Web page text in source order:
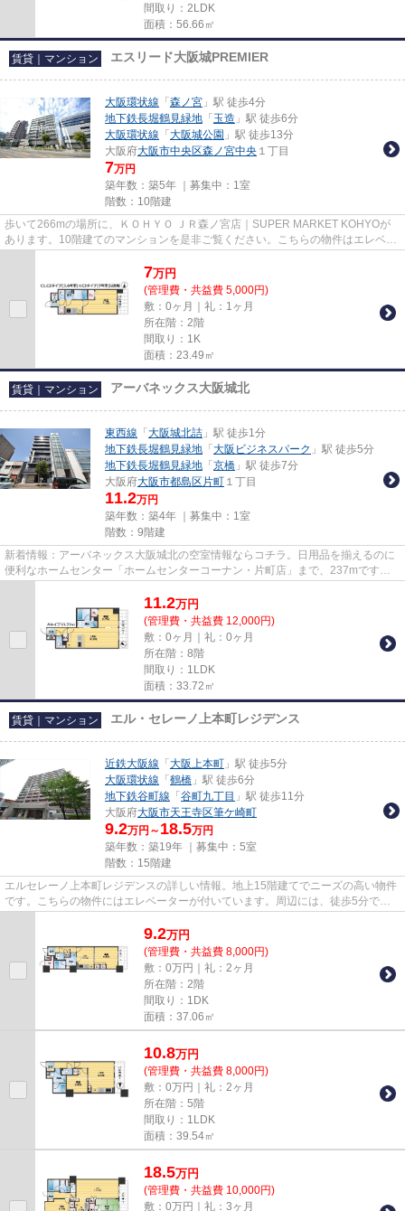
間取り：2LDK
面積：56.66㎡
賃貸｜マンション エスリード大阪城PREMIER
大阪環状線 「 森ノ宮 」駅 徒歩4分
地下鉄長堀鶴見緑地 「 玉造 」駅 徒歩6分
大阪環状線 「 大阪城公園 」駅 徒歩13分
大阪府大阪市中央区森ノ宮中央 １丁目
7万円
築年数：築5年 ｜募集中： 1室
階数：10階建
歩いて266mの場所に、ＫＯＨＹＯ ＪＲ森ノ宮店｜SUPER MARKET KOHYOが
あります。10階建てのマンションを是非ご覧ください。こちらの物件はエレベー
7万円
(管理費・共益費 5,000円)
敷：0ヶ月｜礼：1ヶ月
所在階：2階
間取り：1K
面積：23.49㎡
賃貸｜マンション アーバネックス大阪城北
東西線 「 大阪城北詰 」駅 徒歩1分
地下鉄長堀鶴見緑地 「 大阪ビジネスパーク 」駅 徒歩5分
地下鉄長堀鶴見緑地 「 京橋 」駅 徒歩7分
大阪府大阪市都島区 片町 １丁目
11.2万円
築年数：築4年 ｜募集中： 1室
階数：9階建
新着情報：アーバネックス大阪城北の空室情報ならコチラ。日用品を揃えるのに
便利なホームセンター「ホームセンターコーナン・片町店」まで、237mです。
11.2万円
(管理費・共益費 12,000円)
敷：0ヶ月｜礼：0ヶ月
所在階：8階
間取り：1LDK
面積：33.72㎡
賃貸｜マンション エル・セレーノ上本町レジデンス
近鉄大阪線 「 大阪上本町 」駅 徒歩5分
大阪環状線 「 鶴橋 」駅 徒歩6分
地下鉄谷町線 「 谷町九丁目 」駅 徒歩11分
大阪府大阪市天王寺区筆ケ崎町
9.2万円～ 18.5万円
築年数：築19年 ｜募集中： 5室
階数：15階建
エルセレーノ上本町レジデンスの詳しい情報。地上15階建てでニーズの高い物件
です。こちらの物件にはエレベーターが付いています。周辺には、徒歩5分で利
9.2万円
(管理費・共益費 8,000円)
敷：0万円｜礼：2ヶ月
所在階：2階
間取り：1DK
面積：37.06㎡
10.8万円
(管理費・共益費 8,000円)
敷：0万円｜礼：2ヶ月
所在階：5階
間取り：1LDK
面積：39.54㎡
18.5万円
(管理費・共益費 10,000円)
敷：0万円｜礼：3ヶ月